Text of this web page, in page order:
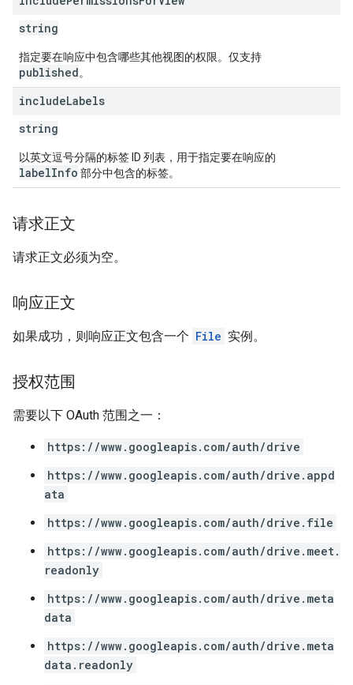
string
指定要在响应中包含哪些其他视图的权限。仅支持
published。
includeLabels
string
以英文逗号分隔的标签 ID 列表，用于指定要在响应的
labelInfo 部分中包含的标签。
请求正文
请求正文必须为空。
响应正文
如果成功，则响应正文包含一个 File 实例。
授权范围
需要以下 OAuth 范围之一：
https://www.googleapis.com/auth/drive
https://www.googleapis.com/auth/drive.appd
ata
https://www.googleapis.com/auth/drive.file
https://www.googleapis.com/auth/drive.meet.
readonly
https://www.googleapis.com/auth/drive.meta
data
https://www.googleapis.com/auth/drive.meta
data.readonly